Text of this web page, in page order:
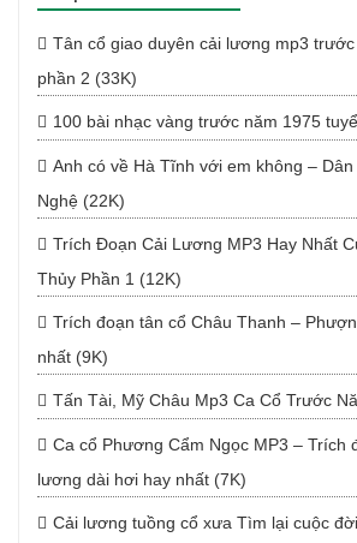
Tân cổ giao duyên cải lương mp3
phần 2 (33K)
100 bài nhạc vàng trước năm 1975
Anh có về Hà Tĩnh với em không –
Nghệ (22K)
Trích Đoạn Cải Lương MP3 Hay Nhất
Thủy Phần 1 (12K)
Trích đoạn tân cổ Châu Thanh –
nhất (9K)
Tấn Tài, Mỹ Châu Mp3 Ca Cổ Trước
Ca cổ Phương Cẩm Ngọc MP3 – Trích
lương dài hơi hay nhất (7K)
Cải lương tuồng cổ xưa Tìm lại cuộc